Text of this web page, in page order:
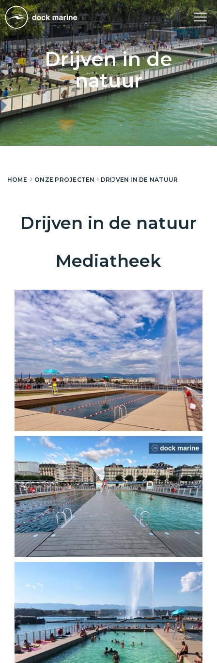
Drijven in de
natuur
HOME ONZE PROJECTEN DRIJVEN IN DE NATUUR
Drijven in de natuur
Mediatheek